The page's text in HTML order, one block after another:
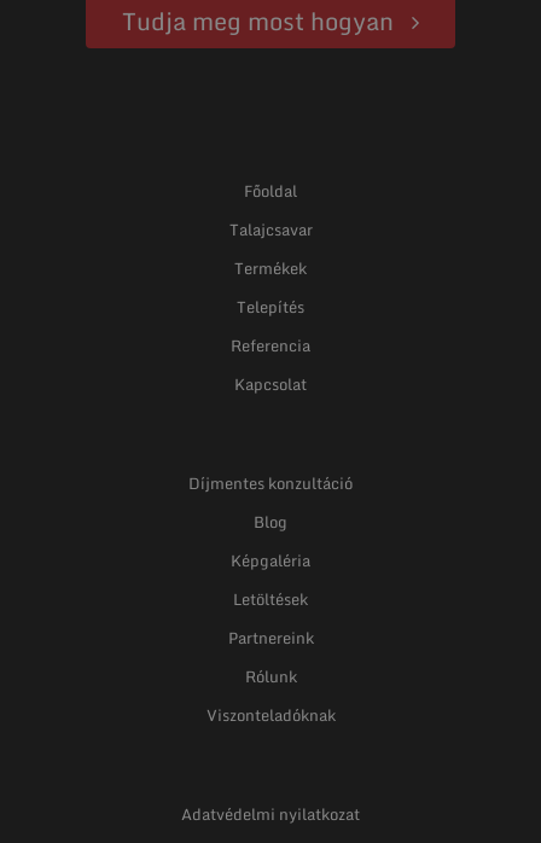
Tudja meg most hogyan
Főoldal
Talajcsavar
Termékek
Telepítés
Referencia
Kapcsolat
Díjmentes konzultáció
Blog
Képgaléria
Letöltések
Partnereink
Rólunk
Viszonteladóknak
Adatvédelmi nyilatkozat